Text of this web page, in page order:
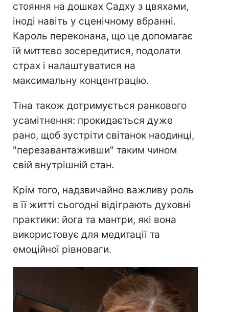
стояння на дошках Садху з цвяхами,
іноді навіть у сценічному вбранні.
Кароль переконана, що це допомагає
їй миттєво зосередитися, подолати
страх і налаштуватися на
максимальну концентрацію.
Тіна також дотримується ранкового
усамітнення: прокидається дуже
рано, щоб зустріти світанок наодинці,
"перезавантаживши" таким чином
свій внутрішній стан.
Крім того, надзвичайно важливу роль
в її житті сьогодні відіграють духовні
практики: йога та мантри, які вона
використовує для медитації та
емоційної рівноваги.